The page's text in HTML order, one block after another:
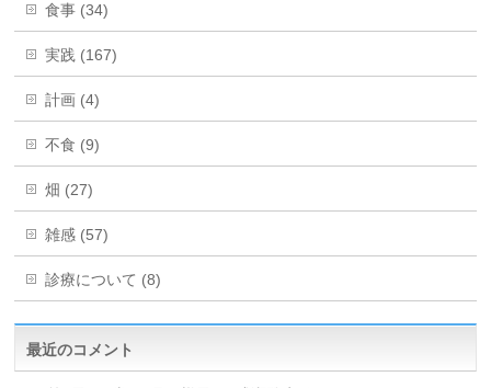
食事 (34)
実践 (167)
計画 (4)
不食 (9)
畑 (27)
雑感 (57)
診療について (8)
最近のコメント